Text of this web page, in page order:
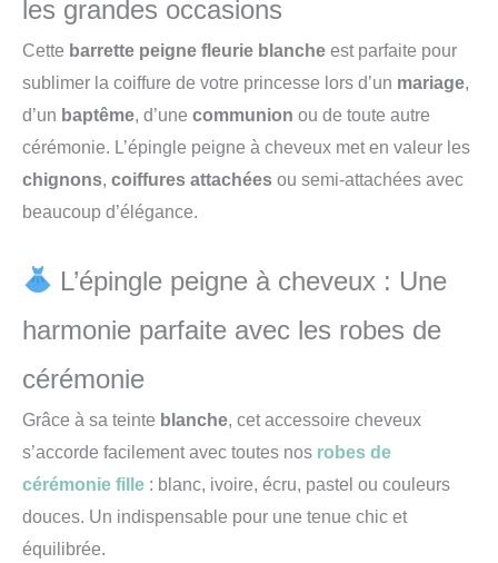
les grandes occasions
Cette barrette peigne fleurie blanche est parfaite pour
sublimer la coiffure de votre princesse lors d’un mariage,
d’un baptême, d’une communion ou de toute autre
cérémonie. L’épingle peigne à cheveux met en valeur les
chignons, coiffures attachées ou semi-attachées avec
beaucoup d’élégance.
L’épingle peigne à cheveux : Une
harmonie parfaite avec les robes de
cérémonie
Grâce à sa teinte blanche, cet accessoire cheveux
s’accorde facilement avec toutes nos robes de
cérémonie fille : blanc, ivoire, écru, pastel ou couleurs
douces. Un indispensable pour une tenue chic et
équilibrée.